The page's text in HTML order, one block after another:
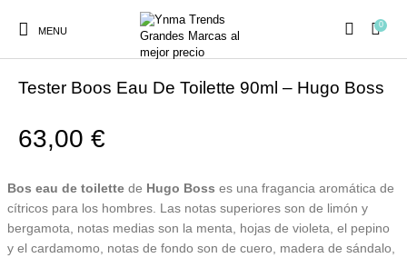
MENU
0
Decoración
AUSTRALIAN GOLD AUTOBRONCEADORES CABELLO
TESTER
Tester Boos Eau De Toilette 90ml – Hugo Boss
63,00€
Bos eau de toilette de Hugo Boss es una fragancia aromática de
cítricos para los hombres. Las notas superiores son de limón y
bergamota, notas medias son la menta, hojas de violeta, el pepino
y el cardamomo, notas de fondo son de cuero, madera de sándalo,